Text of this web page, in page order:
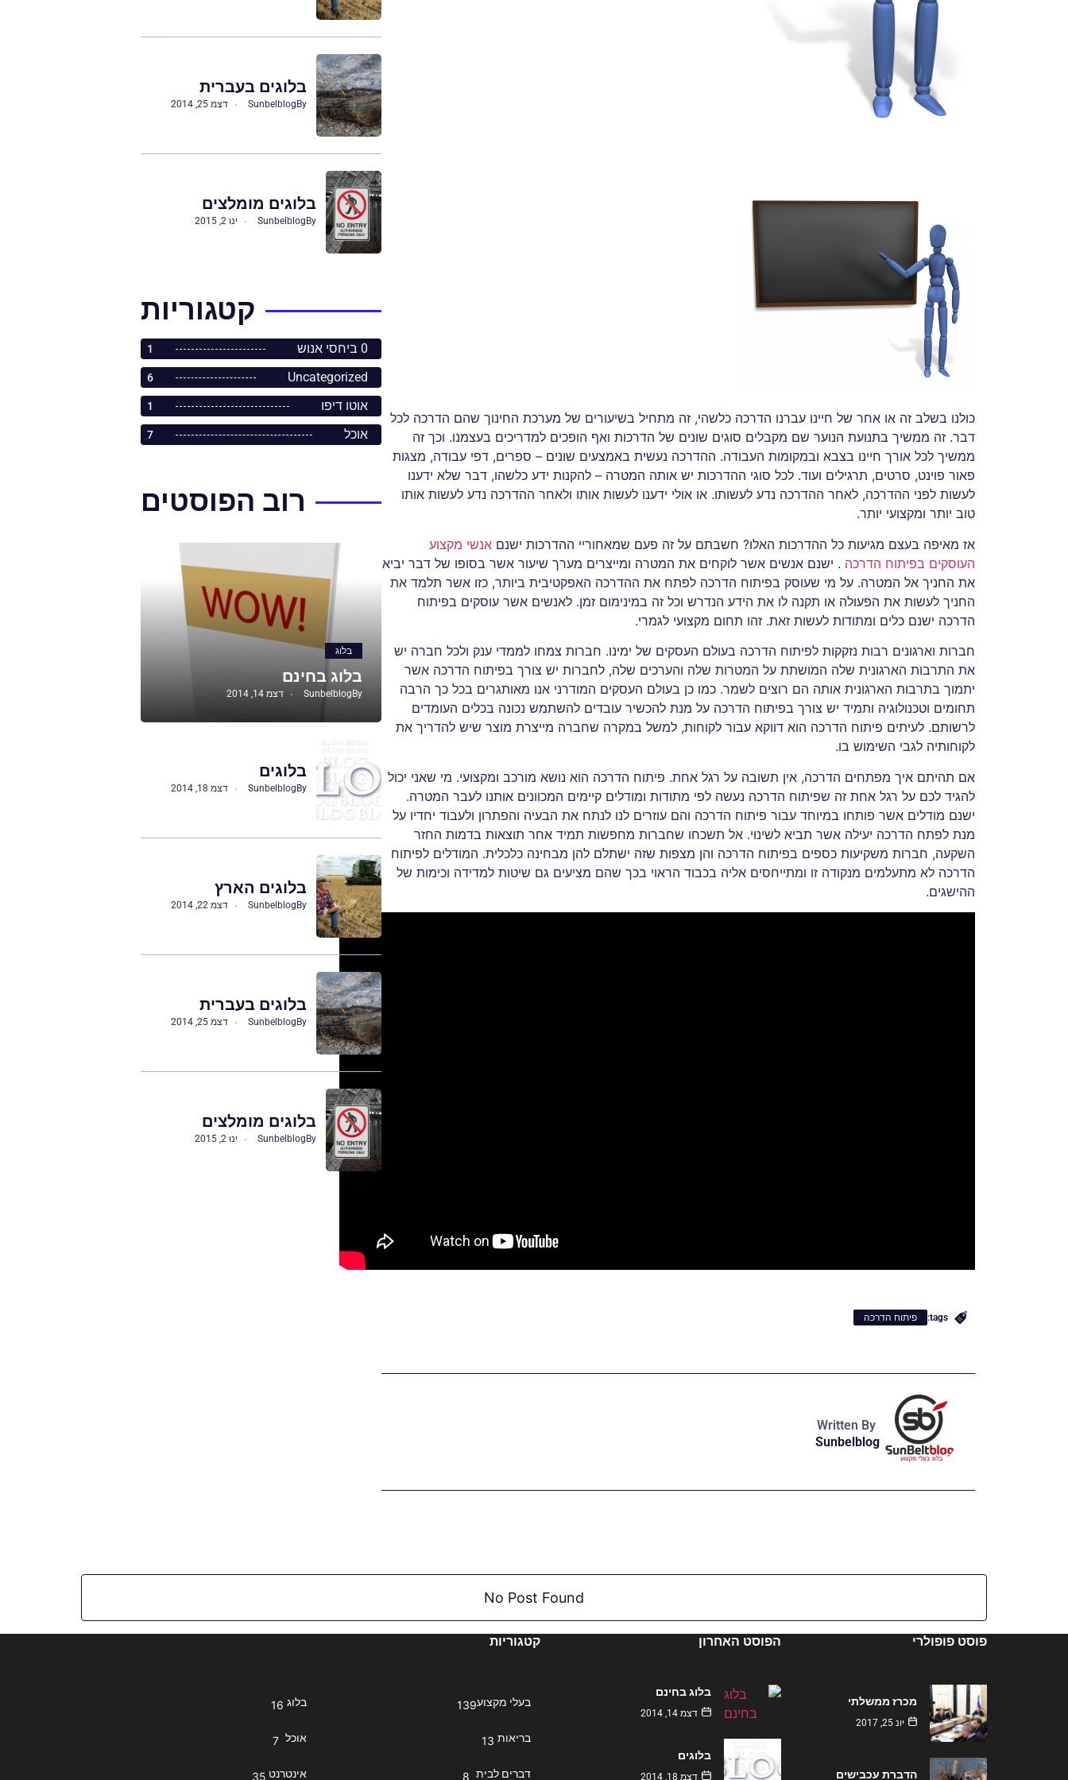
כולנו בשלב זה או אחר של חיינו עברנו הדרכה כלשהי, זה מתחיל בשיעורים של מערכת החינוך שהם הדרכה לכל
דבר. זה ממשיך בתנועת הנוער שם מקבלים סוגים שונים של הדרכות ואף הופכים למדריכים בעצמנו. וכך זה
ממשיך לכל אורך חיינו בצבא ובמקומות העבודה. ההדרכה נעשית באמצעים שונים – ספרים, דפי עבודה, מצגות
פאור פוינט, סרטים, תרגילים ועוד. לכל סוגי ההדרכות יש אותה המטרה – להקנות ידע כלשהו, דבר שלא ידענו
לעשות לפני ההדרכה, לאחר ההדרכה נדע לעשותו. או אולי ידענו לעשות אותו ולאחר ההדרכה נדע לעשות אותו
טוב יותר ומקצועי יותר.
אז מאיפה בעצם מגיעות כל ההדרכות האלו? חשבתם על זה פעם שמאחוריי ההדרכות ישנם אנשי מקצוע
העוסקים בפיתוח הדרכה . ישנם אנשים אשר לוקחים את המטרה ומייצרים מערך שיעור אשר בסופו של דבר יביא
את החניך אל המטרה. על מי שעוסק בפיתוח הדרכה לפתח את ההדרכה האפקטיבית ביותר, כזו אשר תלמד את
החניך לעשות את הפעולה או תקנה לו את הידע הנדרש וכל זה במינימום זמן. לאנשים אשר עוסקים בפיתוח
הדרכה ישנם כלים ומתודות לעשות זאת. זהו תחום מקצועי לגמרי.
חברות וארגונים רבות נזקקות לפיתוח הדרכה בעולם העסקים של ימינו. חברות צמחו לממדי ענק ולכל חברה יש
את התרבות הארגונית שלה המושתת על המטרות שלה והערכים שלה, לחברות יש צורך בפיתוח הדרכה אשר
יתמוך בתרבות הארגונית אותה הם רוצים לשמר. כמו כן בעולם העסקים המודרני אנו מאותגרים בכל כך הרבה
תחומים וטכנולוגיה ותמיד יש צורך בפיתוח הדרכה על מנת להכשיר עובדים להשתמש נכונה בכלים העומדים
לרשותם. לעיתים פיתוח הדרכה הוא דווקא עבור לקוחות, למשל במקרה שחברה מייצרת מוצר שיש להדריך את
לקוחותיה לגבי השימוש בו.
אם תהיתם איך מפתחים הדרכה, אין תשובה על רגל אחת. פיתוח הדרכה הוא נושא מורכב ומקצועי. מי שאני יכול
להגיד לכם על רגל אחת זה שפיתוח הדרכה נעשה לפי מתודות ומודלים קיימים המכוונים אותנו לעבר המטרה.
ישנם מודלים אשר פותחו במיוחד עבור פיתוח הדרכה והם עוזרים לנו לנתח את הבעיה והפתרון ולעבוד יחדיו על
מנת לפתח הדרכה יעילה אשר תביא לשינוי. אל תשכחו שחברות מחפשות תמיד אחר תוצאות בדמות החזר
השקעה, חברות משקיעות כספים בפיתוח הדרכה והן מצפות שזה ישתלם להן מבחינה כלכלית. המודלים לפיתוח
הדרכה לא מתעלמים מנקודה זו ומתייחסים אליה בכבוד הראוי בכך שהם מציעים גם שיטות למדידה וכימות של
ההישגים.
tags: פיתוח הדרכה
Written By
Sunbelblog
בלוגים בעברית
By
Sunbelblog דצמ 25, 2014
בלוגים מומלצים
By
Sunbelblog ינו 2, 2015
קטגוריות
0 ביחסי אנוש 1
Uncategorized
6
אוטו דיפו 1
אוכל 7
רוב הפוסטים
בלוג
בלוג בחינם
By
Sunbelblog דצמ 14, 2014
בלוגים
By
Sunbelblog דצמ 18, 2014
בלוגים הארץ
By
Sunbelblog דצמ 22, 2014
בלוגים בעברית
By
Sunbelblog דצמ 25, 2014
בלוגים מומלצים
By
Sunbelblog ינו 2, 2015
No Post Found
פוסט פופולרי
מכרז ממשלתי
יונ 25, 2017
הדברת עכבישים
הפוסט האחרון
בלוג בחינם
דצמ 14, 2014
בלוגים
דצמ 18, 2014
קטגוריות
בעלי מקצוע139 בלוג 16
בריאות 13 אוכל 7
דברים לבית 8 אינטרנט 35